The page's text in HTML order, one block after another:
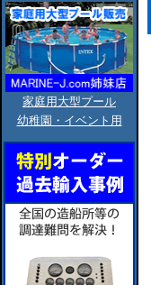
家庭用大型プール
幼稚園・イベント用